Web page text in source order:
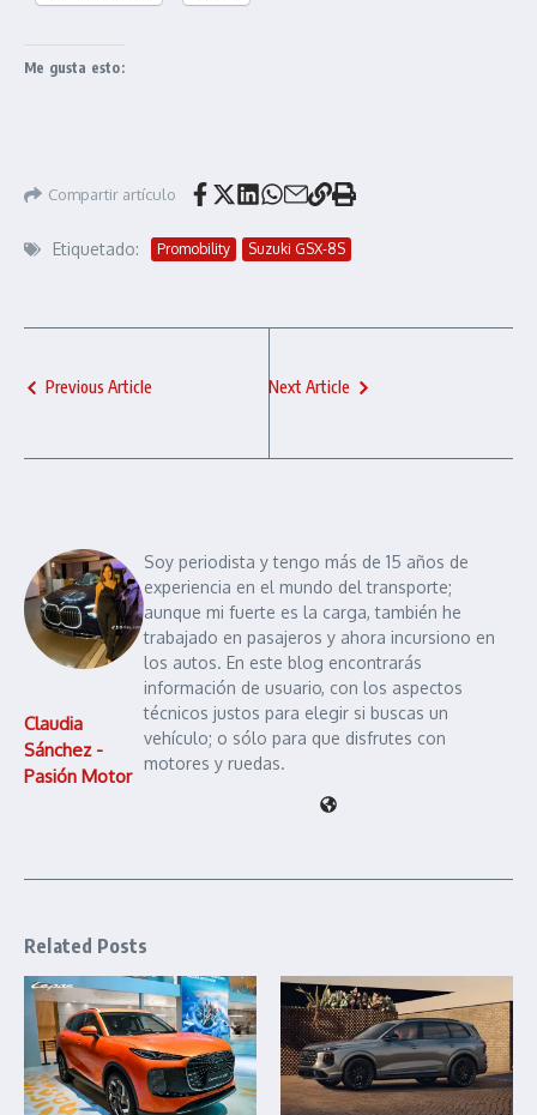
Me gusta esto:
Compartir artículo
Etiquetado: Promobility Suzuki GSX-8S
Previous Article Next Article
Claudia
Sánchez -
Pasión Motor
Soy periodista y tengo más de 15 años de
experiencia en el mundo del transporte;
aunque mi fuerte es la carga, también he
trabajado en pasajeros y ahora incursiono en
los autos. En este blog encontrarás
información de usuario, con los aspectos
técnicos justos para elegir si buscas un
vehículo; o sólo para que disfrutes con
motores y ruedas.
Related Posts